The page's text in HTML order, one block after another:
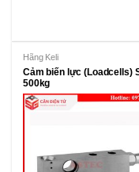
Hãng Keli
Cảm biến lực (Loadcells)
500kg